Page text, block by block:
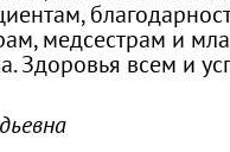
медсестрам и
Здоровья всем и